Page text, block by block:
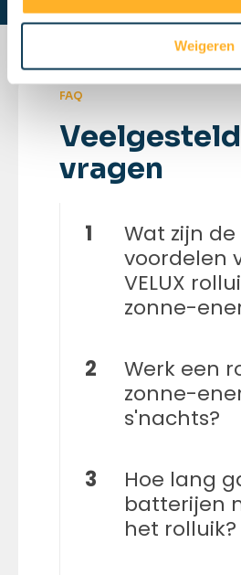
Weigeren
FAQ
vragen
1
Wat zijn de
voordelen
VELUX
zonne-
2
Werk een
zonne-
s'nachts?
3
Hoe lang
batterijen
het rolluik?